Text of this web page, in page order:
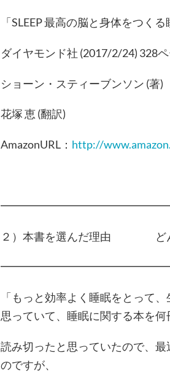
「SLEEP 最高の脳と身体をつくる
ダイヤモンド社 (2017/2/24) 328
ショーン・スティーブンソン (著)
花塚 恵 (翻訳)
AmazonURL： http://
２）本書を選んだ理由 どん
「もっと効率よく睡眠をとって
思っていて、睡眠に関する本を何
読み切ったと思っていたので、
のですが、